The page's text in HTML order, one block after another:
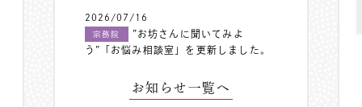
2026/07/16
宗務院
”お坊さんに聞いてみよ
う”「お悩み相談室」を更新しました。
お知らせ一覧へ